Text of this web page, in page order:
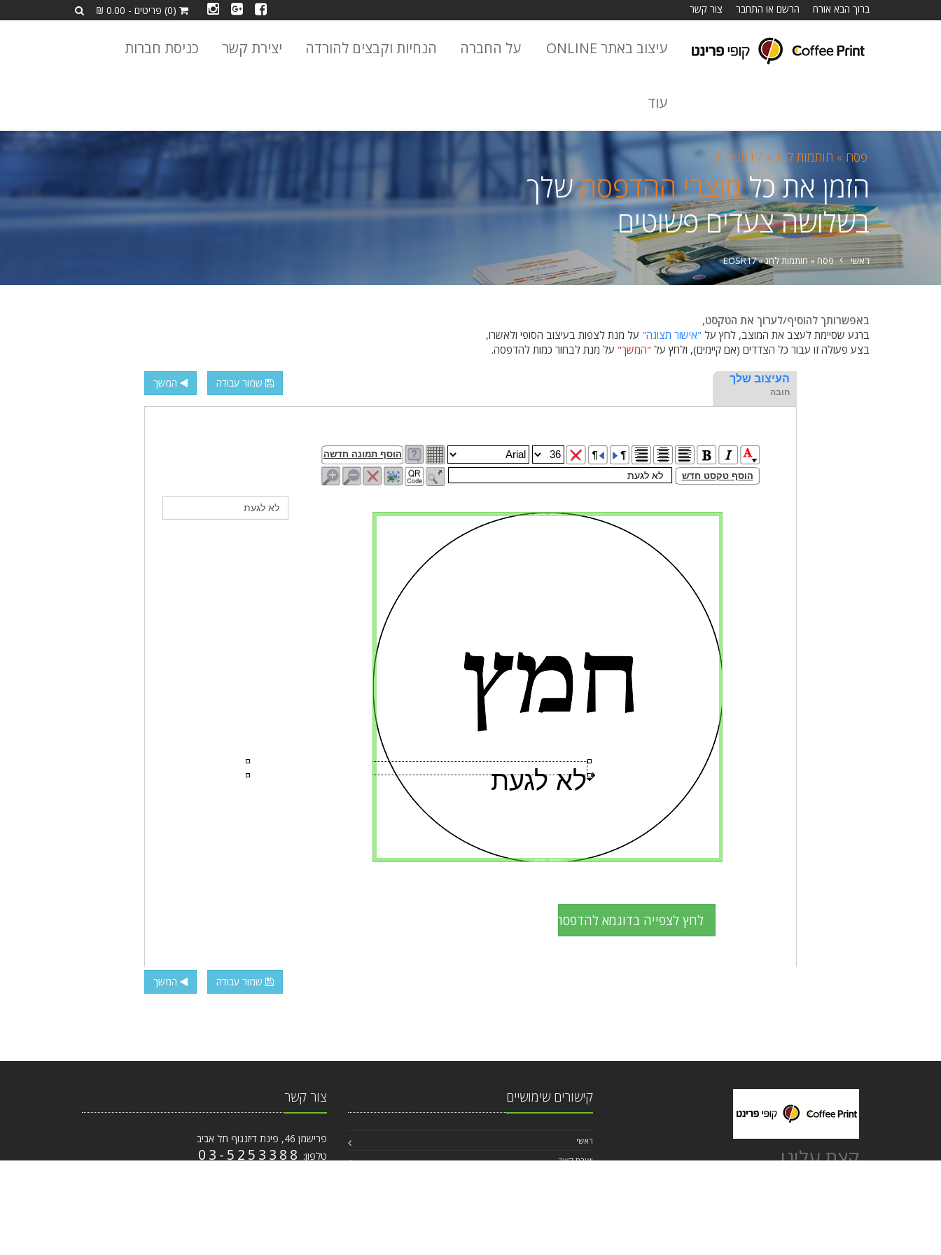
ברוך הבא אורח הרשם או התחבר צור קשר (0) פריטים - 0.00 ₪
עיצוב באתר ONLINE על החברה הנחיות וקבצים להורדה יצירת קשר כניסת חברות
עוד
פסח » חותמות לחג » EOSR17
הזמן את כלמוצרי ההדפסהשלך
בשלושה צעדים פשוטים
ראשי פסח » חותמות לחג »EOSR17
באפשרותך להוסיף/לערוך את הטקסט,
ברגע שסיימת לעצב את המוצב, לחץ על "אישור תצוגה" על מנת לצפות בעיצוב הסופי ולאשרו,
בצע פעולה זו עבור כל הצדדים (אם קיימים), ולחץ על "המשך" על מנת לבחור כמות להדפסה.
העיצוב שלך
חובה
שמור עבודה המשך
שמור עבודה המשך
קצת עלינו
קישורים שימושיים
ראשי
יצירת קשר
צור קשר
פרישמן 46, פינת דיזנגוף תל אביב
טלפון: 03-5253388